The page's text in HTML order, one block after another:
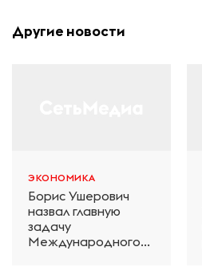
Другие новости
ЭКОНОМИКА
Борис Ушерович
назвал главную
задачу
Международного